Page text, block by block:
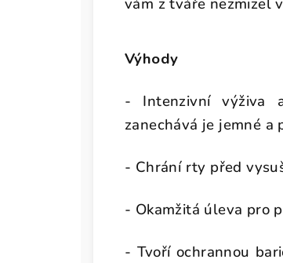
Výhody
- Intenzivní výživa
zanechává je jemné a
- Chrání rty před
- Okamžitá úleva pro
- Tvoří ochrannou